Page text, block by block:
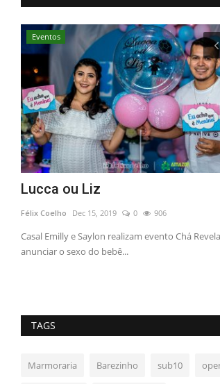
Eventos
Lucca ou Liz
Félix Coelho Dec 15, 2019 0 906
Casal Emilly e Saylon realizam evento Chá
anunciar o sexo do bebê...
TAGS
Marmoraria Barezinho sub10